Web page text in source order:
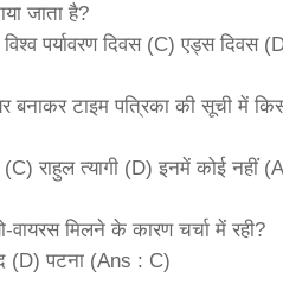
जाता है?
पर्यावरण दिवस (C) एड्स दिवस
बनाकर टाइम पत्रिका की सूची में
राहुल त्यागी (D) इनमें कोई नहीं
वायरस मिलने के कारण चर्चा में रही?
(D) पटना (Ans : C)